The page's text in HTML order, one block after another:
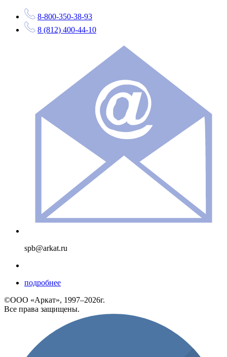
8-800-350-38-93
8 (812) 400-44-10
spb@arkat.ru
подробнее
©ООО «Аркат», 1997–2026г.
Все права защищены.